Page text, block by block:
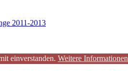
2011-2013
einverstanden. Weitere Informationen